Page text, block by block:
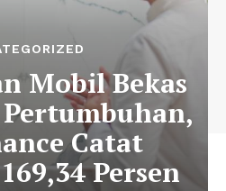
Mobil Bekas
Catat
Persen